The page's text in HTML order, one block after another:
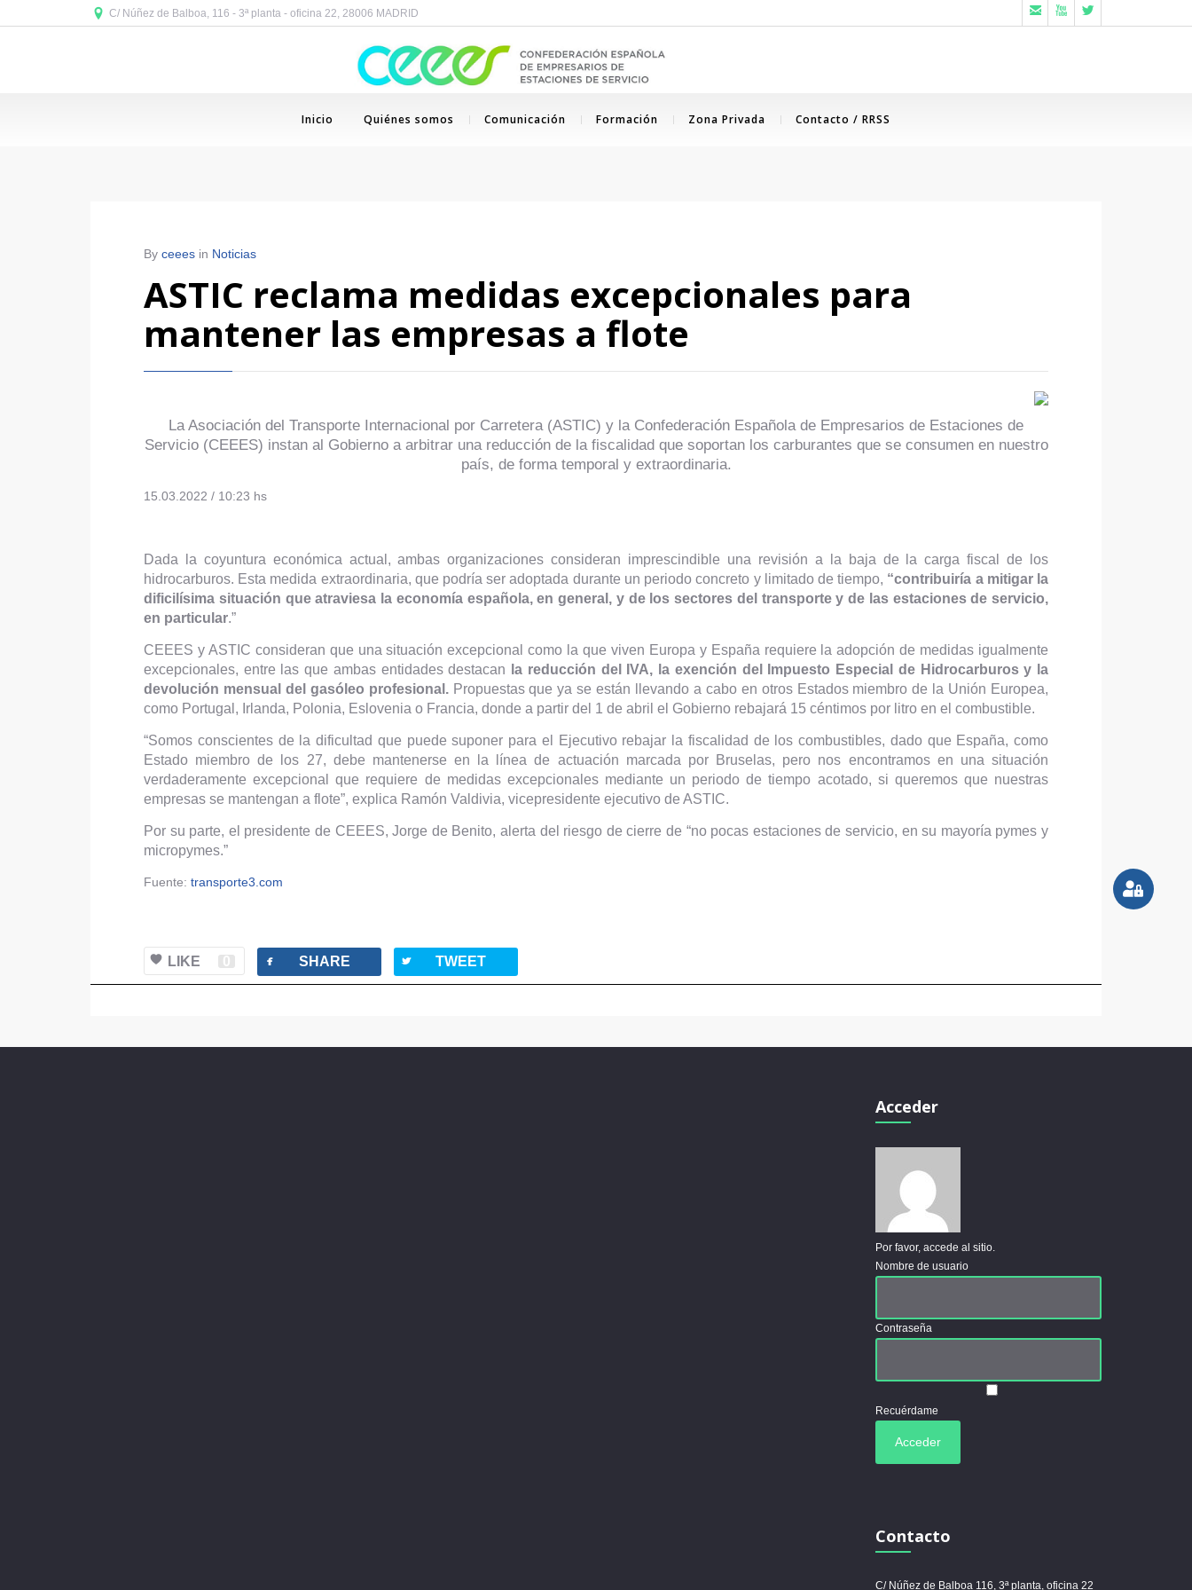
C/ Núñez de Balboa, 116 - 3ª planta - oficina 22, 28006 MADRID   
Inicio Quiénes somos Comunicación Formación Zona Privada Contacto / RRSS
By ceees in Noticias
ASTIC reclama medidas excepcionales para
mantener las empresas a flote
La Asociación del Transporte Internacional por Carretera (ASTIC) y la Confederación Española de Empresarios de Estaciones de
Servicio (CEEES) instan al Gobierno a arbitrar una reducción de la fiscalidad que soportan los carburantes que se consumen en nuestro
país, de forma temporal y extraordinaria.
15.03.2022 / 10:23 hs
Dada la coyuntura económica actual, ambas organizaciones consideran imprescindible una revisión a la baja de la carga fiscal de los
hidrocarburos. Esta medida extraordinaria, que podría ser adoptada durante un periodo concreto y limitado de tiempo, “contribuiría a mitigar la
dificilísima situación que atraviesa la economía española, en general, y de los sectores del transporte y de las estaciones de servicio,
en particular.”
CEEES y ASTIC consideran que una situación excepcional como la que viven Europa y España requiere la adopción de medidas igualmente
excepcionales, entre las que ambas entidades destacan
la reducción del IVA, la exención del Impuesto Especial de Hidrocarburos y la
devolución mensual del gasóleo profesional.Propuestas que ya se están llevando a cabo en otros Estados miembro de la Unión Europea,
como Portugal, Irlanda, Polonia, Eslovenia o Francia, donde a partir del 1 de abril el Gobierno rebajará 15 céntimos por litro en el combustible.
“Somos conscientes de la dificultad que puede suponer para el Ejecutivo rebajar la fiscalidad de los combustibles, dado que España, como
Estado miembro de los 27, debe mantenerse en la línea de actuación marcada por Bruselas, pero nos encontramos en una situación
verdaderamente excepcional que requiere de medidas excepcionales mediante un periodo de tiempo acotado, si queremos que nuestras
empresas se mantengan a flote”, explica Ramón Valdivia, vicepresidente ejecutivo de ASTIC.
Por su parte, el presidente de CEEES, Jorge de Benito, alerta del riesgo de cierre de “no pocas estaciones de servicio, en su mayoría pymes y
micropymes.”
Fuente: transporte3.com
LIKE 0 facebook SHARE twitterbird TWEET
Acceder
Por favor, accede al sitio.
Nombre de usuario
Contraseña
Recuérdame
Contacto
C/ Núñez de Balboa 116, 3ª planta, oficina 22